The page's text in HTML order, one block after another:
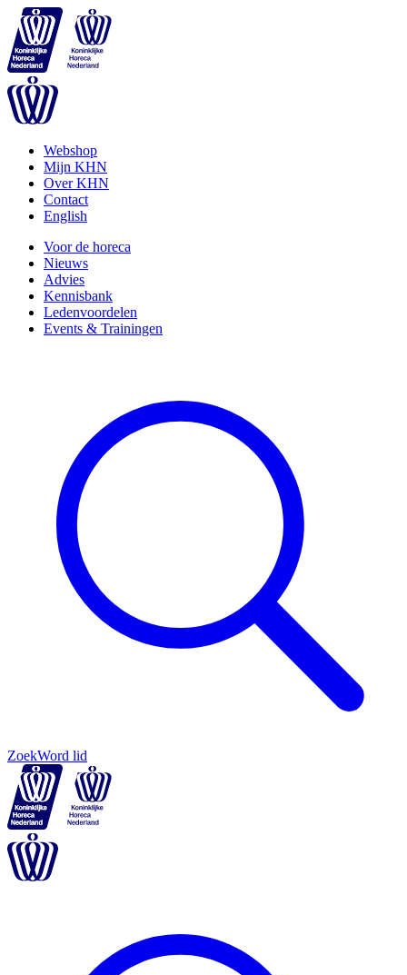
Webshop
Mijn KHN
Over KHN
Contact
English
Voor de horeca
Nieuws
Advies
Kennisbank
Ledenvoordelen
Events & Trainingen
ZoekWord lid